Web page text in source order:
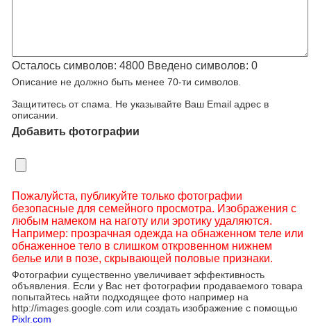
Осталось символов: 4800 Введено символов: 0
Описание не должно быть менее 70-ти символов.
Защититесь от спама. Не указывайте Ваш Email адрес в
описании.
Добавить фотографии
Пожалуйста, публикуйте только фотографии
безопасные для семейного просмотра. Изображения с
любым намеком на наготу или эротику удаляются.
Например: прозрачная одежда на обнаженном теле или
обнаженное тело в слишком откровенном нижнем
белье или в позе, скрывающей половые признаки.
Фотографии существенно увеличивает эффективность
объявления. Если у Вас нет фотографии продаваемого товара
попытайтесь найти подходящее фото например на
http://images.google.com или создать изображение с помощью
Pixlr.com